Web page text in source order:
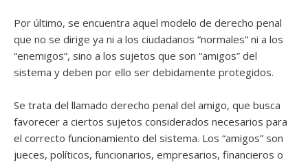
Por último, se encuentra aquel modelo de derecho penal
que no se dirige ya ni a los ciudadanos “normales” ni a los
“enemigos”, sino a los sujetos que son “amigos” del
sistema y deben por ello ser debidamente protegidos.
Se trata del llamado derecho penal del amigo, que busca
favorecer a ciertos sujetos considerados necesarios para
el correcto funcionamiento del sistema. Los “amigos” son
jueces, políticos, funcionarios, empresarios, financieros o